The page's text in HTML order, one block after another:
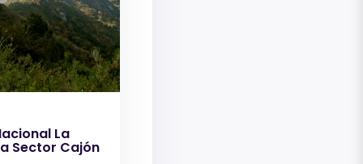
La
Sector Cajón